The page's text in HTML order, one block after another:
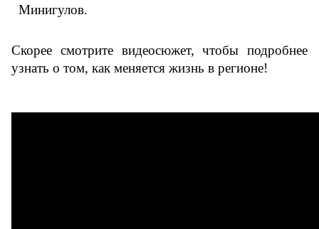
Минигулов.
Скорее смотрите видеосюжет, чтобы подробнее
узнать о том, как меняется жизнь в регионе!